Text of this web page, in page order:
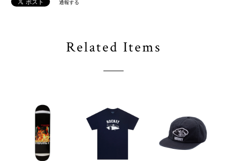
通報する
Related Items